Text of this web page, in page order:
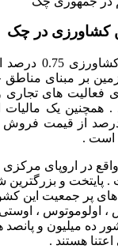
کشاورزی در چک
نرخ مالیات
همچنین یک مالیات
از قیمت فروش
است .
در اروپای مرکزی
. پایتخت و
های پر جمعیت این
، اولوموتوس ،
ده میلیون و پانصد
هستند .